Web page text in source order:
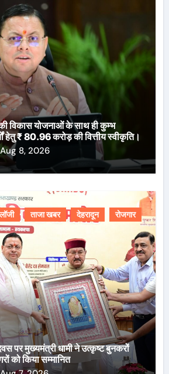
विकास योजनाओं के साथ ही कुम्भ
हेतु ₹ 80.96 करोड़ की वित्तीय स्वीकृति।
Aug 8, 2026
ताजा खबर देहरादून रोजगार
पर मुख्यमंत्री धामी ने उत्कृष्ट बुनकरों
को किया सम्मानित